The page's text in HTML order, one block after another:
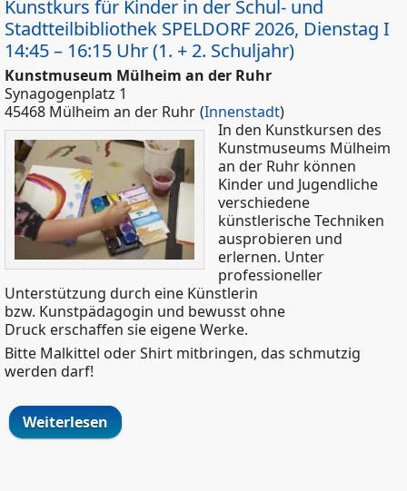
Kunstkurs für Kinder in der Schul- und
Stadtteilbibliothek SPELDORF 2026, Dienstag I
14:45 – 16:15 Uhr (1. + 2. Schuljahr)
Kunstmuseum Mülheim an der Ruhr
Synagogenplatz 1
45468 Mülheim an der Ruhr (Innenstadt)
In den Kunstkursen des
Kunstmuseums Mülheim
an der Ruhr können
Kinder und Jugendliche
verschiedene
künstlerische Techniken
ausprobieren und
erlernen. Unter
professioneller
Unterstützung durch eine Künstlerin
bzw. Kunstpädagogin und bewusst ohne
Druck erschaffen sie eigene Werke.
Bitte Malkittel oder Shirt mitbringen, das schmutzig
werden darf!
Weiterlesen über Kunstkurs für Kinder in der Schul-
und Stadtteilbibliothek SPELDORF 2026,